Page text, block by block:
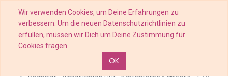
Wir verwenden Cookies, um Deine Erfahrungen zu
verbessern. Um die neuen Datenschutzrichtlinien zu
erfüllen, müssen wir Dich um Deine Zustimmung für
Cookies fragen.
OK